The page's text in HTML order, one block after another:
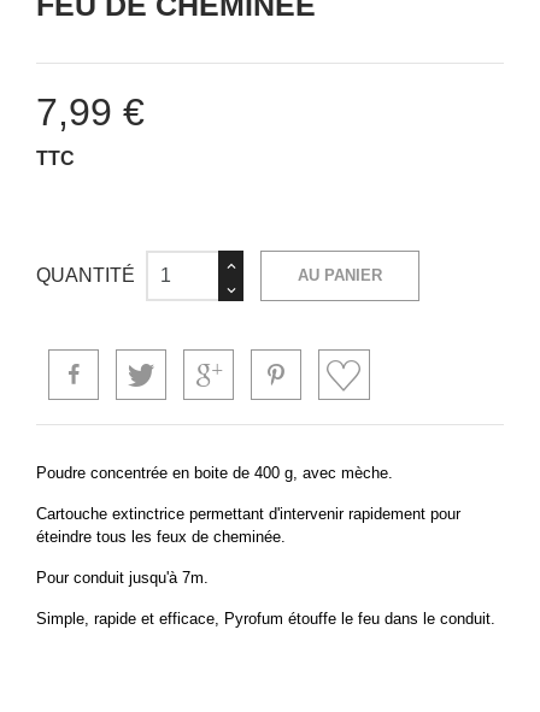
7,99 €
TTC
QUANTITÉ AU PANIER
Poudre concentrée en boite de 400 g, avec mèche.
Cartouche extinctrice permettant d'intervenir rapidement pour
éteindre tous les feux de cheminée.
Pour conduit jusqu'à 7m.
Simple, rapide et efficace, Pyrofum étouffe le feu dans le conduit.